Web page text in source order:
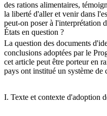
des rations alimentaires,
la liberté d'aller et venir dans
peut-on poser à l'interprétation
États en question ?
La question des documents
conclusions adoptées par le
cet article peut être porteur en
pays ont institué un système
I. Texte et contexte d'adoption